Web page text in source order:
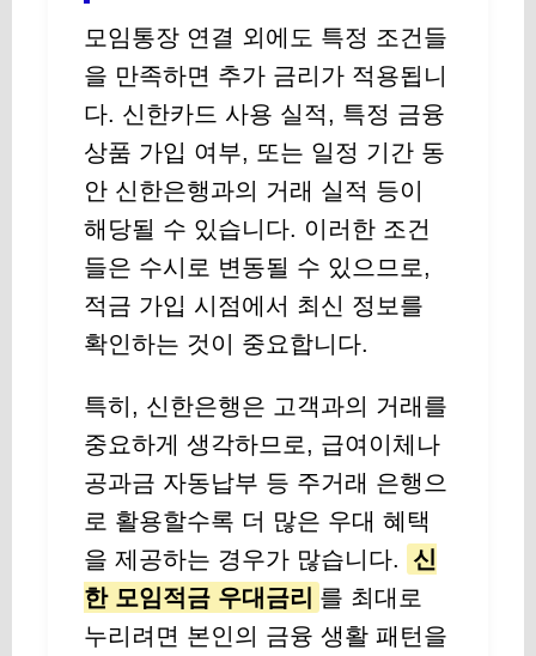
모임통장 연결 외에도 특정 조건들
을 만족하면 추가 금리가 적용됩니
다. 신한카드 사용 실적, 특정 금융
상품 가입 여부, 또는 일정 기간 동
안 신한은행과의 거래 실적 등이
해당될 수 있습니다. 이러한 조건
들은 수시로 변동될 수 있으므로,
적금 가입 시점에서 최신 정보를
확인하는 것이 중요합니다.
특히, 신한은행은 고객과의 거래를
중요하게 생각하므로, 급여이체나
공과금 자동납부 등 주거래 은행으
로 활용할수록 더 많은 우대 혜택
을 제공하는 경우가 많습니다.
신
한 모임적금 우대금리 를 최대로
누리려면 본인의 금융 생활 패턴을